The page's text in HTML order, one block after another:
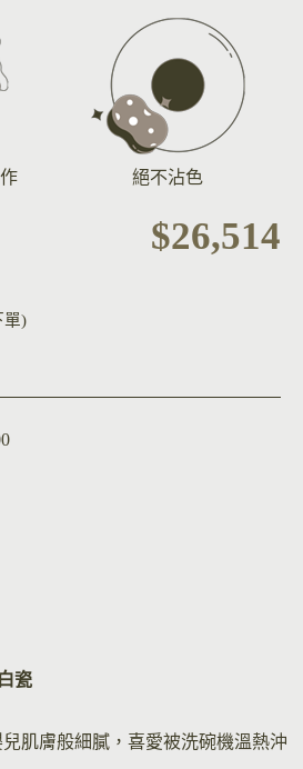
絕不沾色
$26,514
單)
瓷
肌膚般細膩，喜愛被洗碗機溫熱沖